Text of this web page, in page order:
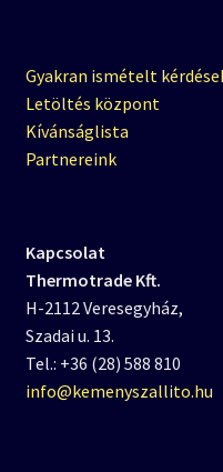
Gyakran ismételt
Letöltés központ
Kívánságlista
Partnereink
Kapcsolat
Thermotrade Kft.
H-2112 Veresegyház,
Szadai u. 13.
Tel.: +36 (28) 588 810
info@kemenyszallito.hu